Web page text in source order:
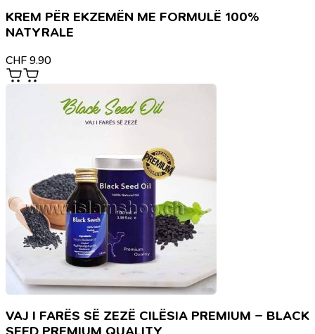
KREM PËR EKZEMËN ME FORMULË 100%
NATYRALE
CHF 9.90
VAJ I FARËS SË ZEZË CILËSIA PREMIUM – BLACK